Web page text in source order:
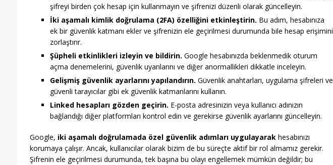
şifreyi birden çok hesap için kullanmayın ve şifrenizi düzenli olarak güncelleyin.
İki aşamalı kimlik doğrulama (2FA) özelliğini etkinleştirin. Bu adım, hesabınıza
ek bir güvenlik katmanı ekler ve şifrenizin ele geçirilmesi durumunda bile hesap erişimini
zorlaştırır.
Şüpheli etkinlikleri izleyin ve bildirin. Google hesabınızda beklenmedik oturum
açma denemelerini, güvenlik uyarılarını ve diğer anormallikleri dikkatle inceleyin.
Gelişmiş güvenlik ayarlarını yapılandırın. Güvenlik anahtarları, uygulama şifreleri ve
güvenli tarayıcılar gibi ek güvenlik katmanlarını kullanın.
Linked hesapları gözden geçirin. E-posta adresinizin veya kullanıcı adınızın
bağlandığı diğer platformları kontrol edin ve gerekirse güvenlik ayarlarını güncelleyin.
Google, iki aşamalı doğrulamada özel güvenlik adımları uygulayarakhesabınızı
korumaya çalışır. Ancak, kullanıcılar olarak bizim de bu süreçte aktif bir rol almamız gerekir.
Şifrenin ele geçirilmesi durumunda, tek başına bu olayı engellemek mümkün değildir; bu